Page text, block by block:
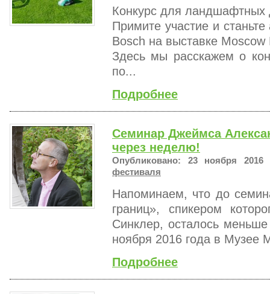
Конкурс для ландшафтных
Примите участие и
Bosch на выставке
Здесь мы расскажем о
по...
Подробнее
Семинар Джеймса
через неделю!
Опубликовано: 23 ноября
фестиваля
Напоминаем, что до
границ», спикером
Синклер, осталось
ноября 2016 года в Музее
Подробнее